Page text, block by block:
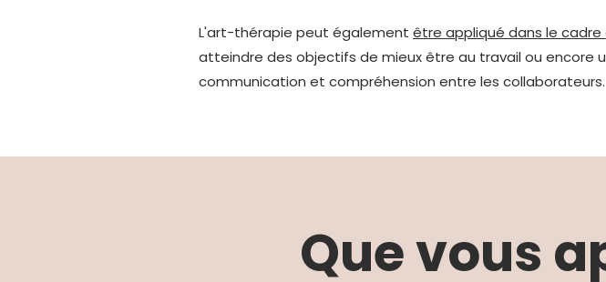
L'art-thérapie peut également être appliqué dans le cadre
atteindre des objectifs de mieux être au travail ou encore
communication et compréhension entre les collaborateurs.
Que vous